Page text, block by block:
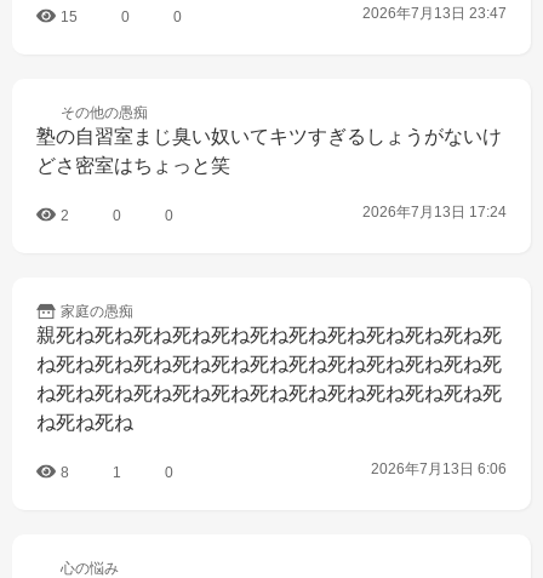
15 0 0 2026年7月13日 23:47
その他の愚痴
塾の自習室まじ臭い奴いてキツすぎるしょうがないけ
どさ密室はちょっと笑
2 0 0 2026年7月13日 17:24
家庭の愚痴
親死ね死ね死ね死ね死ね死ね死ね死ね死ね死ね死ね死
ね死ね死ね死ね死ね死ね死ね死ね死ね死ね死ね死ね死
ね死ね死ね死ね死ね死ね死ね死ね死ね死ね死ね死ね死
ね死ね死ね
8 1 0 2026年7月13日 6:06
心の悩み